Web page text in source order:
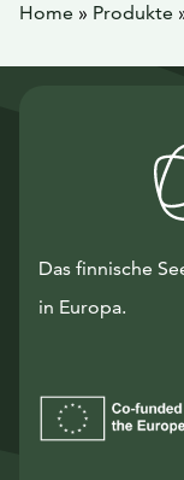
Home » Produkte
Das finnische
in Europa.